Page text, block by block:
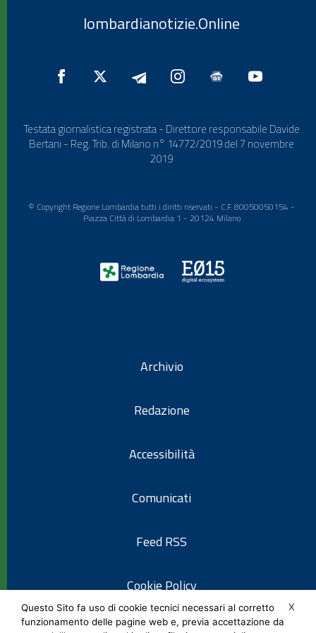
lombardianotizie.Online
Testata giornalistica registrata - Direttore responsabile Davide
Bertani - Reg. Trib. di Milano n° 14772/2019 del 7 novembre
2019
© Copyright Regione Lombardia tutti i diritti riservati - C.F. 80050050154 -
Piazza Città di Lombardia 1 - 20124 Milano
Archivio
Redazione
Accessibilità
Comunicati
Feed RSS
Cookie Policy
X
Questo Sito fa uso di cookie tecnici necessari al corretto
funzionamento delle pagine web e, previa accettazione da